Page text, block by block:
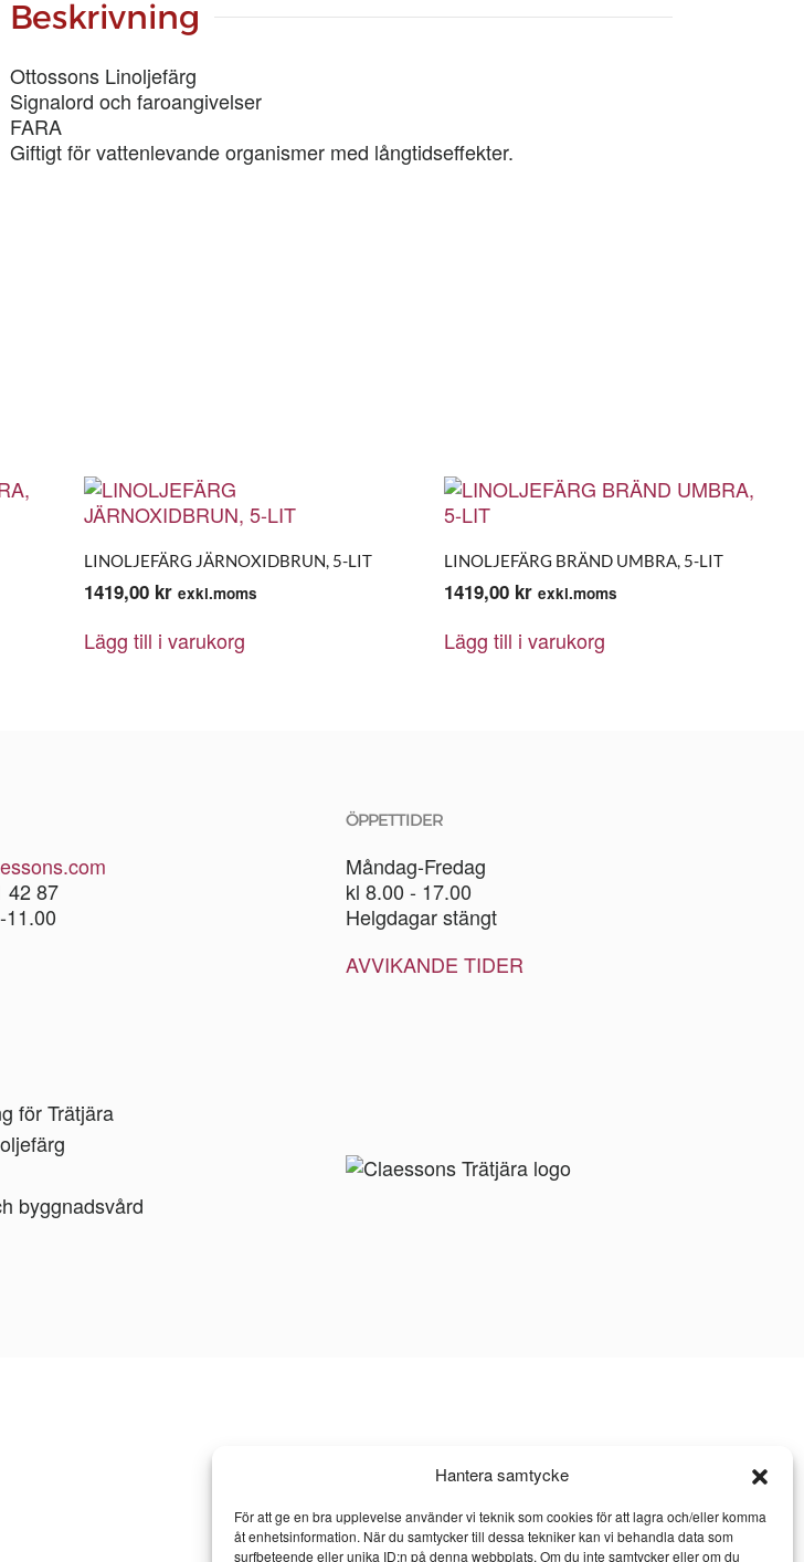
Hantera samtycke
För att ge en bra upplevelse använder vi teknik som cookies för att lagra och/eller komma
åt enhetsinformation. När du samtycker till dessa tekniker kan vi behandla data som
surfbeteende eller unika ID:n på denna webbplats. Om du inte samtycker eller om du
Beskrivning
Ottossons Linoljefärg
Signalord och faroangivelser
FARA
Giftigt för vattenlevande organismer med långtidseffekter.
LINOLJEFÄRG JÄRNOXIDBRUN, 5-LIT
1419,00 kr exkl.moms
Lägg till i varukorg
LINOLJEFÄRG BRÄND UMBRA, 5-LIT
1419,00 kr exkl.moms
Lägg till i varukorg
42 87
ÖPPETTIDER
Måndag-Fredag
kl 8.00 - 17.00
Helgdagar stängt
AVVIKANDE TIDER
för Trätjära
byggnadsvård